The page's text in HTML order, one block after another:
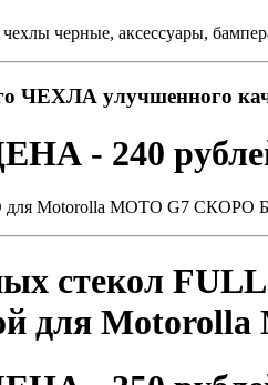
черные, аксессуары,
ЧЕХЛА улучшенного
- 240
Motorolla MOTO G7 СКОРО
стекол
для Motorolla